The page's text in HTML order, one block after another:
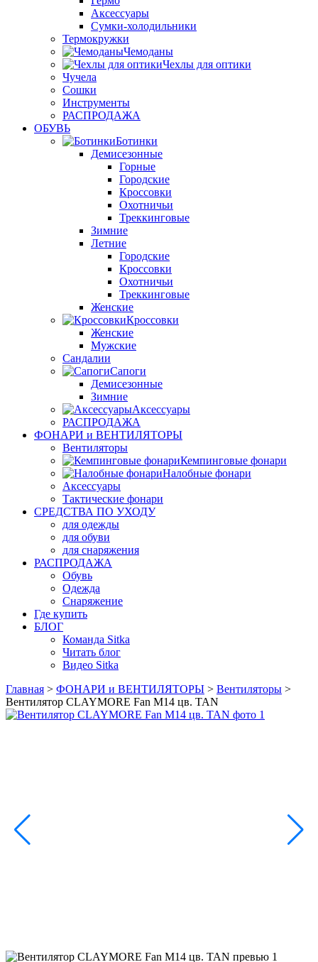
Аксессуары
Сумки-холодильники
Термокружки
Чемоданы
Чехлы для оптики
Чучела
Сошки
Инструменты
РАСПРОДАЖА
ОБУВЬ
Ботинки
Демисезонные
Горные
Городские
Кроссовки
Охотничьи
Треккинговые
Зимние
Летние
Городские
Кроссовки
Охотничьи
Треккинговые
Женские
Кроссовки
Женские
Мужские
Сандалии
Сапоги
Демисезонные
Зимние
Аксессуары
РАСПРОДАЖА
ФОНАРИ и ВЕНТИЛЯТОРЫ
Вентиляторы
Кемпинговые фонари
Налобные фонари
Аксессуары
Тактические фонари
СРЕДСТВА ПО УХОДУ
для одежды
для обуви
для снаряжения
РАСПРОДАЖА
Обувь
Одежда
Снаряжение
Где купить
БЛОГ
Команда Sitka
Читать блог
Видео Sitka
Главная > ФОНАРИ и ВЕНТИЛЯТОРЫ > Вентиляторы >
Вентилятор CLAYMORE Fan M14 цв. TAN